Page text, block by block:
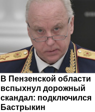
В Пензенской области
вспыхнул дорожный
скандал: подключился
Бастрыкин